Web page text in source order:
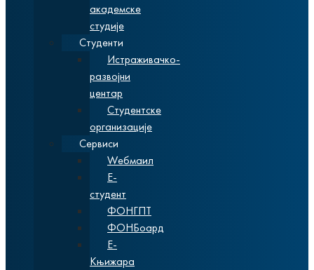
академске
студије
Студенти
Истраживачко-
развојни
центар
Студентске
организације
Сервиси
Wебмаил
Е-
студент
ФОНГПТ
ФОНБоард
Е-
Књижара